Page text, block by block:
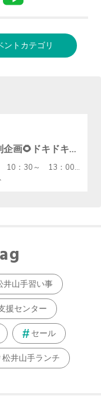
る
ントカテゴリ
🌻夏休み特別企画🌻ドキドキわくわくサイエンスショー
10：30～ 13：00～
井山手習い事
援センター
セール
松井山手ランチ